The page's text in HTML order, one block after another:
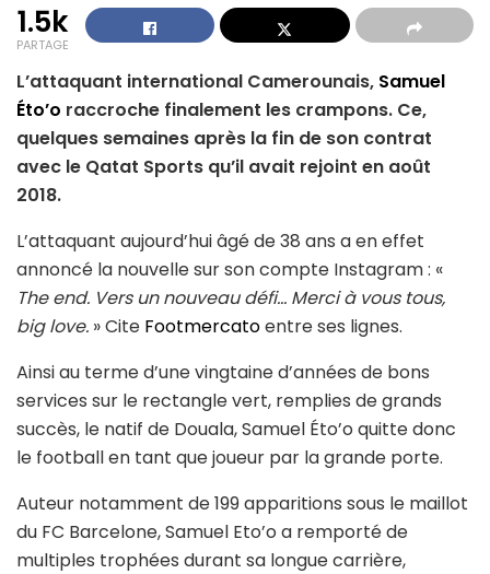
1.5k
PARTAGE
L’attaquant international Camerounais, Samuel
Éto’o raccroche finalement les crampons. Ce,
quelques semaines après la fin de son contrat
avec le Qatat Sports qu’il avait rejoint en août
2018.
L’attaquant aujourd’hui âgé de 38 ans a en effet
annoncé la nouvelle sur son compte Instagram : «
The end. Vers un nouveau défi… Merci à vous tous,
big love. » Cite Footmercatoentre ses lignes.
Ainsi au terme d’une vingtaine d’années de bons
services sur le rectangle vert, remplies de grands
succès, le natif de Douala, Samuel Éto’o quitte donc
le football en tant que joueur par la grande porte.
Auteur notamment de 199 apparitions sous le maillot
du FC Barcelone, Samuel Eto’o a remporté de
multiples trophées durant sa longue carrière,